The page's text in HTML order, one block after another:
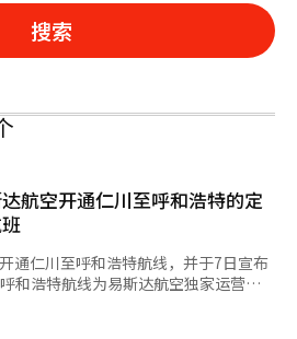
搜索
航空开通仁川至呼和浩特的定
通仁川至呼和浩特航线，并于7日宣布
和浩特航线为易斯达航空独家运营，
去程航班每周四和周日从仁川国际机